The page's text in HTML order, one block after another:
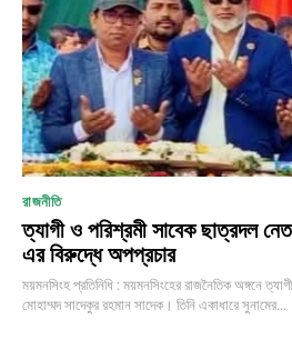
রাজনীতি
ত্যাগী ও পরিশ্রমী সাবেক ছাত্রদল
এর বিরুদ্ধে অপপ্রচার
ময়মনসিংহ প্রতিনিধি : ময়মনসিংহের রাজনৈতিক অঙ্গনে ত্যাগী ও পরিশ্রমী সাবেক ছাত্রদল নেতা
মোহাম্মদ সাদেকুর রহমান সাদেক। তিনি একাধারে সুনামের...